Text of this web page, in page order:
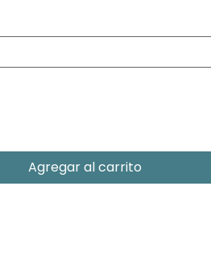
Agregar al carrito